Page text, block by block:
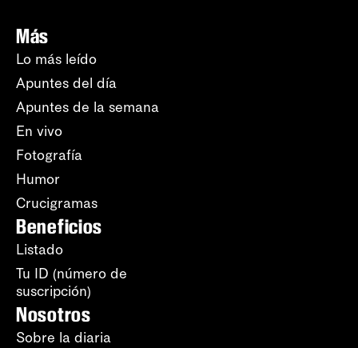
Más
Lo más leído
Apuntes del día
Apuntes de la semana
En vivo
Fotografía
Humor
Crucigramas
Beneficios
Listado
Tu ID (número de
suscripción)
Nosotros
Sobre la diaria